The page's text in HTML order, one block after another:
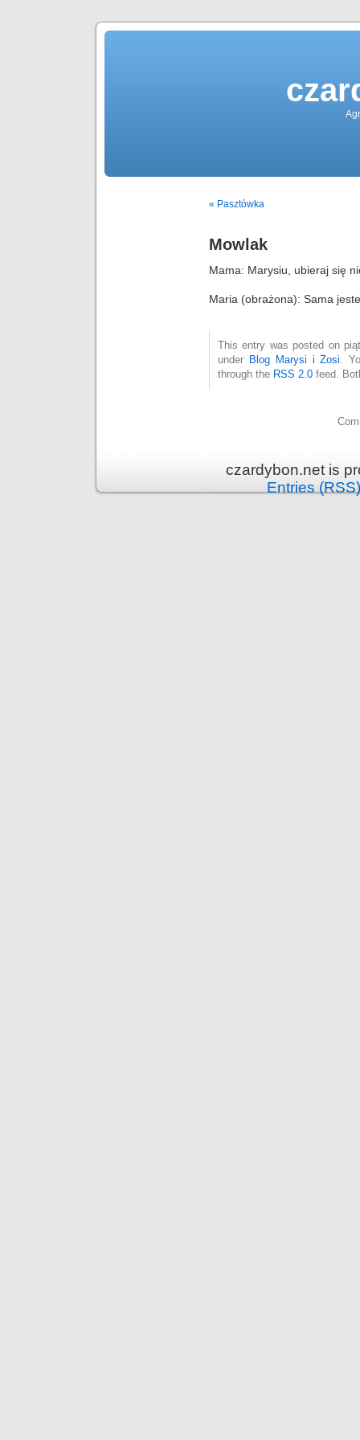
« Pasztówka
Mowlak
Mama: Marysiu, ubieraj się
Maria (obrażona): Sama
This entry was posted on
under Blog Marysi i Zosi .
through the RSS 2.0 feed.
czardybon.net is
Entries (RSS)